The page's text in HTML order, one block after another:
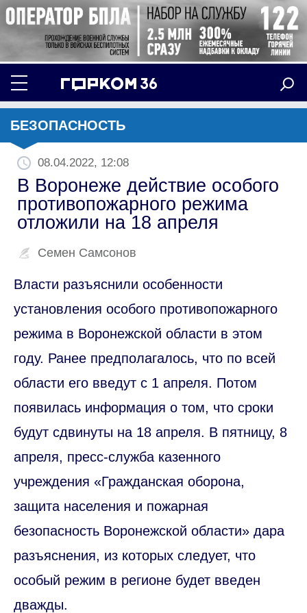
БЕЗОПАСНОСТЬ
08.04.2022, 12:08
В Воронеже действие особого
противопожарного режима
отложили на 18 апреля
Семен Самсонов
Власти разъяснили особенности
установления особого противопожарного
режима в Воронежской области в этом
году. Ранее предполагалось, что по всей
области его введут с 1 апреля. Потом
появилась информация о том, что сроки
будут сдвинуты на 18 апреля. В пятницу, 8
апреля, пресс-служба казенного
учреждения «Гражданская оборона,
защита населения и пожарная
безопасность Воронежской области» дара
разъяснения, из которых следует, что
особый режим в регионе будет введен
дважды.